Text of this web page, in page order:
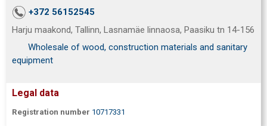
+372 56152545
Harju maakond, Tallinn, Lasnamäe linnaosa, Paasiku tn 14-156
Wholesale of wood, construction materials and sanitary
equipment
Legal data
Registration number 10717331